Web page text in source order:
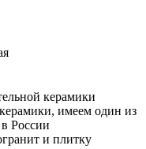
керамики
имеем один из
России
и плитку